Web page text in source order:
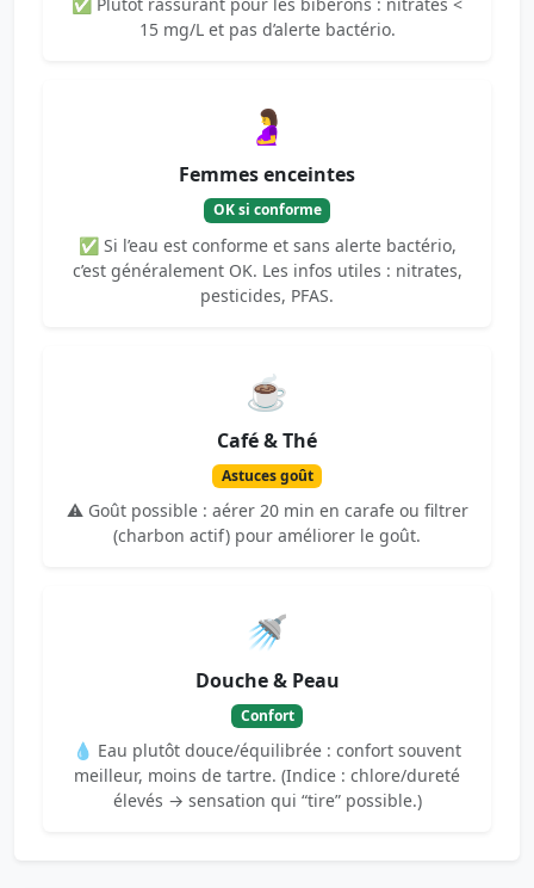
15 mg/L et pas d’alerte bactério.
🤰
Femmes enceintes
OK si conforme
✅ Si l’eau est conforme et sans alerte bactério,
c’est généralement OK. Les infos utiles : nitrates,
pesticides, PFAS.
☕
Café & Thé
Astuces goût
⚠️ Goût possible : aérer 20 min en carafe ou filtrer
(charbon actif) pour améliorer le goût.
🚿
Douche & Peau
Confort
💧 Eau plutôt douce/équilibrée : confort souvent
meilleur, moins de tartre. (Indice : chlore/dureté
élevés → sensation qui “tire” possible.)